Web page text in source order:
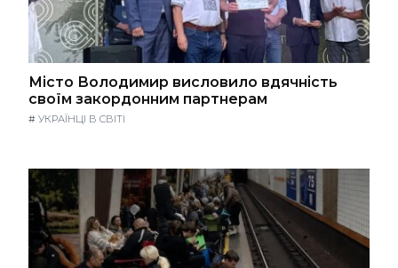
Місто Володимир висловило вдячність
своїм закордонним партнерам
# УКРАЇНЦІ В СВІТІ